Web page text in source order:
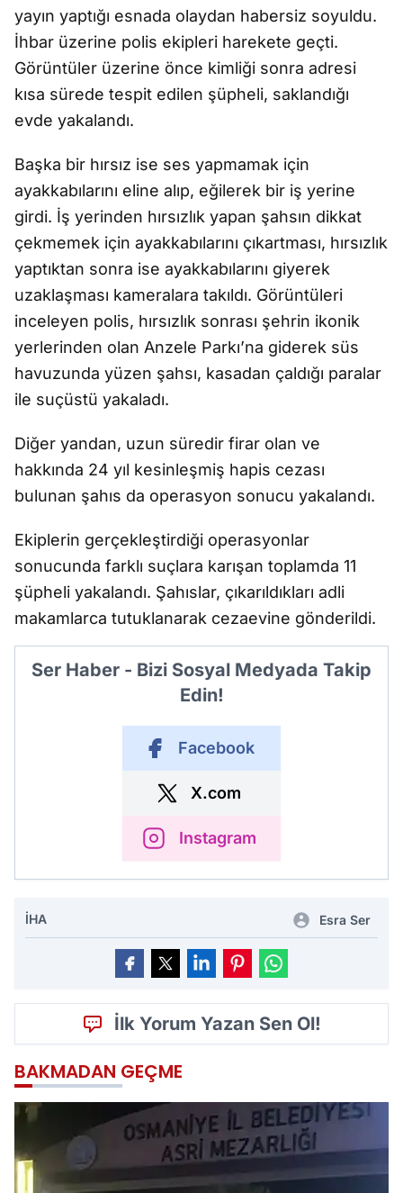
yayın yaptığı esnada olaydan habersiz soyuldu.
İhbar üzerine polis ekipleri harekete geçti.
Görüntüler üzerine önce kimliği sonra adresi
kısa sürede tespit edilen şüpheli, saklandığı
evde yakalandı.
Başka bir hırsız ise ses yapmamak için
ayakkabılarını eline alıp, eğilerek bir iş yerine
girdi. İş yerinden hırsızlık yapan şahsın dikkat
çekmemek için ayakkabılarını çıkartması, hırsızlık
yaptıktan sonra ise ayakkabılarını giyerek
uzaklaşması kameralara takıldı. Görüntüleri
inceleyen polis, hırsızlık sonrası şehrin ikonik
yerlerinden olan Anzele Parkı’na giderek süs
havuzunda yüzen şahsı, kasadan çaldığı paralar
ile suçüstü yakaladı.
Diğer yandan, uzun süredir firar olan ve
hakkında 24 yıl kesinleşmiş hapis cezası
bulunan şahıs da operasyon sonucu yakalandı.
Ekiplerin gerçekleştirdiği operasyonlar
sonucunda farklı suçlara karışan toplamda 11
şüpheli yakalandı. Şahıslar, çıkarıldıkları adli
makamlarca tutuklanarak cezaevine gönderildi.
Ser Haber - Bizi Sosyal Medyada Takip
Edin!
Facebook
X.com
Instagram
İHA Esra Ser
İlk Yorum Yazan Sen Ol!
BAKMADAN GEÇME